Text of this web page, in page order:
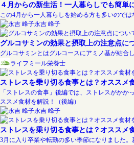
４月からの新生活！一人暮らしでも簡単
この4月から一人暮らしを始める方も多いので
永吉 峰子
グルコサミンの効果と摂取上の注意点に
グルコサミンとはグルコースにアミノ基が結合
ライフミール栄養士
ストレスを乗り切る食事とは？オススメ
「ストレスの食事」後編では、ストレスがか
ススメ食材を解説！（後編）
永吉 峰子
ストレスを乗り切る食事とは？オススメ
3月に入り卒業や転勤の多い季節になりました